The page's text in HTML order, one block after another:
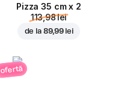
Pizza 35 cm x 2
113,98 lei
de la 89,99 lei
ofertă